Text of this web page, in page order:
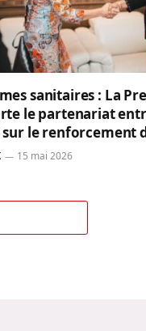
sanitaires : La
le partenariat
sur le renforcement
15 mai 2026